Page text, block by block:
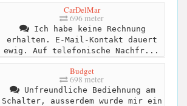
CarDelMar
696 meter
Ich habe keine Rechnung
erhalten. E-Mail-Kontakt dauert
ewig. Auf telefonische Nachfr...
Budget
698 meter
Unfreundliche Bediehnung am
Schalter, ausserdem wurde mir ein